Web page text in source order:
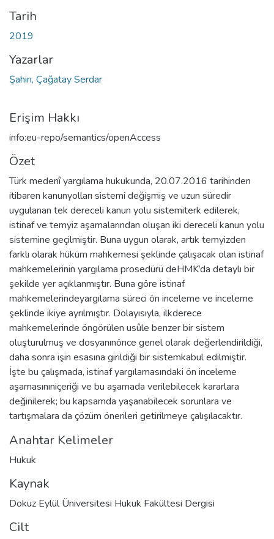
Tarih
2019
Yazarlar
Şahin, Çağatay Serdar
Erişim Hakkı
info:eu-repo/semantics/openAccess
Özet
Türk medenî yargılama hukukunda, 20.07.2016 tarihinden
itibaren kanunyolları sistemi değişmiş ve uzun süredir
uygulanan tek dereceli kanun yolu sistemiterk edilerek,
istinaf ve temyiz aşamalarından oluşan iki dereceli kanun yolu
sistemine geçilmiştir. Buna uygun olarak, artık temyizden
farklı olarak hüküm mahkemesi şeklinde çalışacak olan istinaf
mahkemelerinin yargılama prosedürü deHMK’da detaylı bir
şekilde yer açıklanmıştır. Buna göre istinaf
mahkemelerindeyargılama süreci ön inceleme ve inceleme
şeklinde ikiye ayrılmıştır. Dolayısıyla, ilkderece
mahkemelerinde öngörülen usûle benzer bir sistem
oluşturulmuş ve dosyanınönce genel olarak değerlendirildiği,
daha sonra işin esasına girildiği bir sistemkabul edilmiştir.
İşte bu çalışmada, istinaf yargılamasındaki ön inceleme
aşamasınıniçeriği ve bu aşamada verilebilecek kararlara
değinilerek; bu kapsamda yaşanabilecek sorunlara ve
tartışmalara da çözüm önerileri getirilmeye çalışılacaktır.
Anahtar Kelimeler
Hukuk
Kaynak
Dokuz Eylül Üniversitesi Hukuk Fakültesi Dergisi
Cilt